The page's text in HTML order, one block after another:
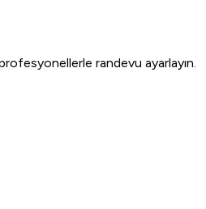
randevu ayarlayın.